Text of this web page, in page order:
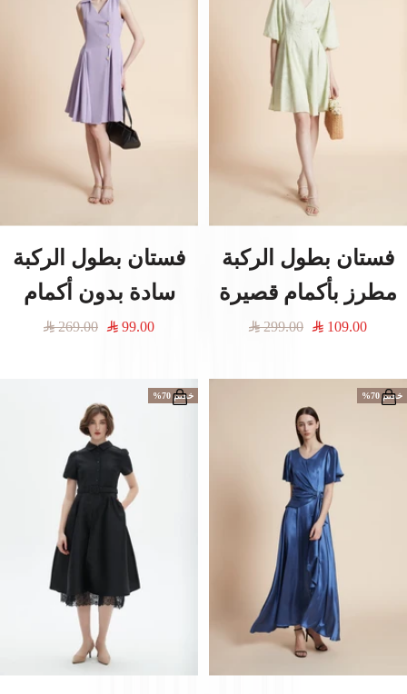
فستان بطول الركبة
مطرز بأكمام قصيرة
السعر
109.00
السعر
299.00
فستان بطول الركبة
سادة بدون أكمام
السعر
99.00
السعر
269.00
خصم 70% خصم 70%